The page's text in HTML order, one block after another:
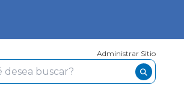
Administrar Sitio